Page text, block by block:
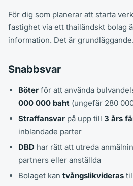
För dig som planerar att starta
fastighet via ett thailändskt bolag
information. Det är grundläggande.
Snabbsvar
Böter för att använda
000 000 baht (ungefär 280
Straffansvar på upp till 3 års
inblandade parter
DBD har rätt att utreda
partners eller anställda
Bolaget kan tvångslikvideras